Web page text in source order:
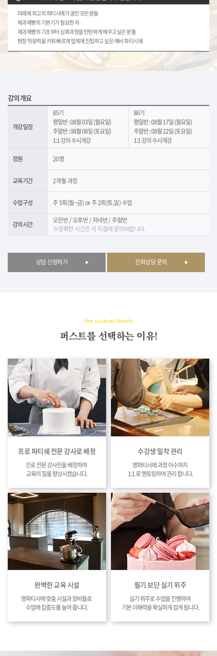
미래에 최고의 파티시에가 꿈인 모든분들
제과제빵의 기본기가 필요한 자
제과제빵의 기초부터 심화과정을 탄탄하게 배우고싶은 분들
현장 적응력을 키워 빠르게 업계에 진입하고 싶은 예비 파티시에
강의개요
개강일정
85기
평일반 : 08월 03일 (월요일)
주말반 : 08월 08일 (토요일)
1:1 강의 수시개강
86기
평일반 : 08월 17일 (월요일)
주말반 : 08월 22일 (토요일)
1:1 강의 수시개강
정원 20명
교육기간 2개월 과정
수업구성 주 5회(월~금) or 주 2회(토,일) 수업
강의시간
오전반 / 오후반 / 저녁반 / 주말반
※정확한 시간은 각 지점에 문의바랍니다.
상담 신청하기 전화상담 문의
First Academy's Benefits
퍼스트를 선택하는 이유!
프로 파티쉐 전문 강사로 배정
진로 전문 강사진을 배정하여
교육의 질을 향상시켰습니다.
수강생 밀착 관리
영파티시에 과정 이수까지
1:1 로 멘토링하여 관리 합니다.
완벽한 교육 시설
영파티시에 맞춤 시설과 장비들로
수업에 집중도를 높여 줍니다.
필기 보단 실기 위주
실기 위주로 수업을 진행하여
기본 이해력을 확실하게 잡게 됩니다.